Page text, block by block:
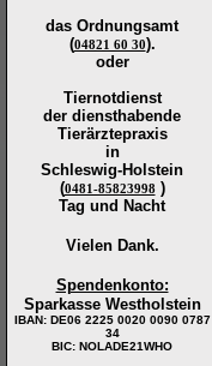
das Ordnungsamt
(04821 60 30).
oder
Tiernotdienst
der diensthabende
Tierärztepraxis
in
Schleswig-Holstein
(0481-85823998 )
Tag und Nacht
Vielen Dank.
Spendenkonto:
Sparkasse Westholstein
IBAN: DE06 2225 0020 0090 0787
34
BIC: NOLADE21WHO